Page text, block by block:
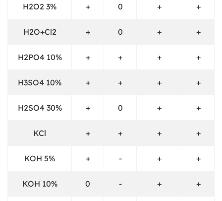
H2O2 3% + 0 + +
H2O+Cl2 + 0 + +
H2PO4 10% + + + +
H3SO4 10% + + + +
H2SO4 30% + 0 + +
KCl + + + +
KOH 5% + - + +
KOH 10% 0 - + +